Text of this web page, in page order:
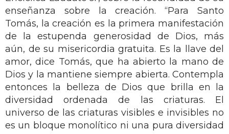
enseñanza sobre la creación. “Para Santo
Tomás, la creación es la primera manifestación
de la estupenda generosidad de Dios, más
aún, de su misericordia gratuita. Es la llave del
amor, dice Tomás, que ha abierto la mano de
Dios y la mantiene siempre abierta. Contempla
entonces la belleza de Dios que brilla en la
diversidad ordenada de las criaturas. El
universo de las criaturas visibles e invisibles no
es un bloque monolítico ni una pura diversidad